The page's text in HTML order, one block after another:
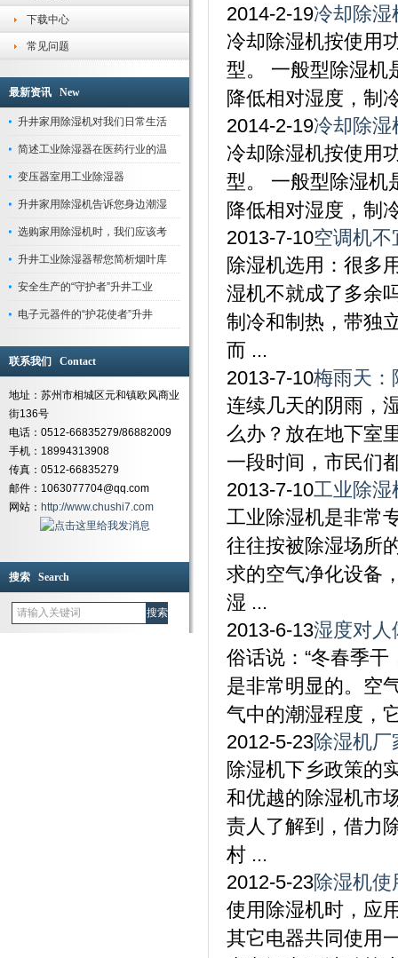
究、开发最新、最尖端的技术，并坚持采用最先进、最顶级的材质，生产出最卓越、
品。我们将长期秉承“专业缔造品质，服务塑造形象”的企业理念，为用户提供更好除
湿机、加湿器、加湿机产品及优质的湿度解决方案，直至成为业界的楷模。没有任何
下载中心
常见问题
最新资讯 New
升井家用除湿机对我们日常生活
简述工业除湿器在医药行业的温
变压器室用工业除湿器
升井家用除湿机告诉您身边潮湿
选购家用除湿机时，我们应该考
升井工业除湿器帮您简析烟叶库
安全生产的“守护者”升井工业
电子元器件的“护花使者”升井
联系我们 Contact
地址：苏州市相城区元和镇欧风商业
街136号
电话：0512-66835279/86882009
手机：18994313908
传真：0512-66835279
邮件：1063077704@qq.com
网站： http://www.chushi7.com
搜索 Search
2014-2-19冷却除湿
冷却除湿机按使用
型。 一般型除湿机
降低相对湿度，制
2014-2-19冷却除湿
冷却除湿机按使用
型。 一般型除湿机
降低相对湿度，制
2013-7-10空调机
除湿机选用：很多
湿机不就成了多余
制冷和制热，带独
而 ...
2013-7-10梅雨天：
连续几天的阴雨，
么办？放在地下室
一段时间，市民们
2013-7-10工业除湿
工业除湿机是非常
往往按被除湿场所
求的空气净化设备
湿 ...
2013-6-13湿度对人
俗话说：“冬春季
是非常明显的。空
气中的潮湿程度，
2012-5-23除湿机
除湿机下乡政策的
和优越的除湿机市
责人了解到，借力
村 ...
2012-5-23除湿机
使用除湿机时，应
其它电器共同使用